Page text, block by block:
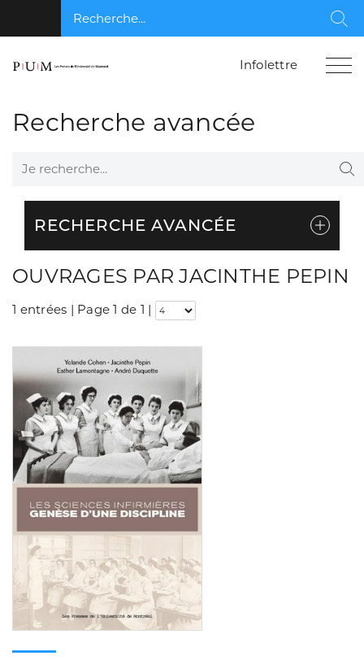
Recherche...
Infolettre
Recherche avancée
Je recherche...
RECHERCHE AVANCÉE
OUVRAGES PAR JACINTHE PEPIN
1 entrées | Page 1 de 1 |